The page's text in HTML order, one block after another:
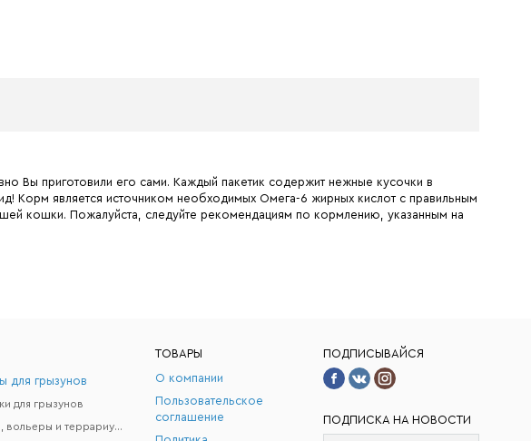
Вы приготовили его сами. Каждый пакетик содержит нежные кусочки в
Корм является источником необходимых Омега-6 жирных кислот с правильным
кошки. Пожалуйста, следуйте рекомендациям по кормлению, указанным на
для грызунов
для грызунов
Клетки, вольеры и террариумы
ТОВАРЫ
О компании
Пользовательское
соглашение
ПОДПИСЫВАЙСЯ
ПОДПИСКА НА НОВОСТИ